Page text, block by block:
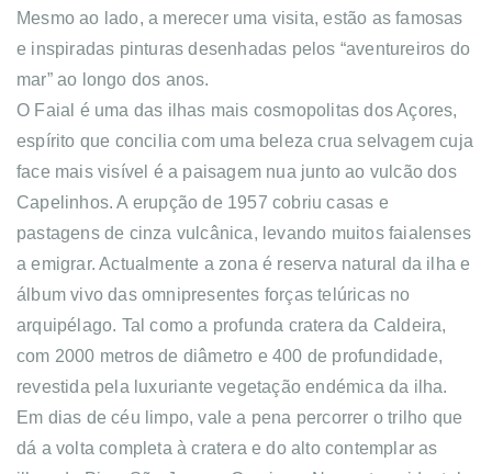
Mesmo ao lado, a merecer uma visita, estão as famosas
e inspiradas pinturas desenhadas pelos “aventureiros do
mar” ao longo dos anos.
O Faial é uma das ilhas mais cosmopolitas dos Açores,
espírito que concilia com uma beleza crua selvagem cuja
face mais visível é a paisagem nua junto ao vulcão dos
Capelinhos. A erupção de 1957 cobriu casas e
pastagens de cinza vulcânica, levando muitos faialenses
a emigrar. Actualmente a zona é reserva natural da ilha e
álbum vivo das omnipresentes forças telúricas no
arquipélago. Tal como a profunda cratera da Caldeira,
com 2000 metros de diâmetro e 400 de profundidade,
revestida pela luxuriante vegetação endémica da ilha.
Em dias de céu limpo, vale a pena percorrer o trilho que
dá a volta completa à cratera e do alto contemplar as